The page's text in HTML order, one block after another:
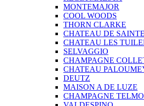
MONTEMAJOR
COOL WOODS
THORN CLARKE
CHATEAU DE
CHATEAU LES
SELVAGGIO
CHAMPAGNE
CHATEAU
DEUTZ
MAISON A DE LUZE
CHAMPAGNE